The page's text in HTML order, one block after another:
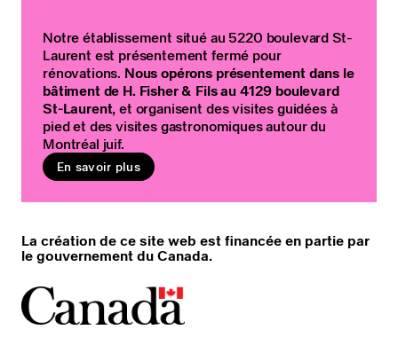
Notre établissement situé au 5220 boulevard St-
Laurent est présentement fermé pour
rénovations. Nous opérons présentement dans le
bâtiment de H. Fisher & Fils au 4129 boulevard
St-Laurent, et organisent des visites guidées à
pied et des visites gastronomiques autour du
Montréal juif.
En savoir plus
La création de ce site web est financée en partie par
le gouvernement du Canada.